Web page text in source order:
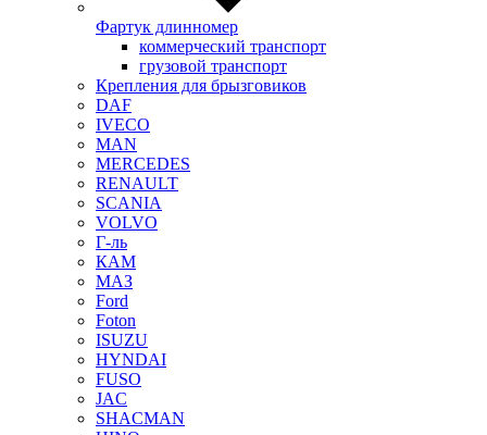
Фартук длинномер
коммерческий транспорт
грузовой транспорт
Крепления для брызговиков
DAF
IVECO
MAN
MERCEDES
RENAULT
SCANIA
VOLVO
Г-ль
КАМ
МАЗ
Ford
Foton
ISUZU
HYNDAI
FUSO
JAC
SHACMAN